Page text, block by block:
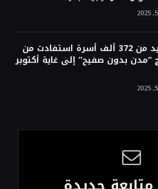
أزيد من 372 ألف أسرة استفادت من
“مدن بدون صفيح” إلى غاية أكتوبر